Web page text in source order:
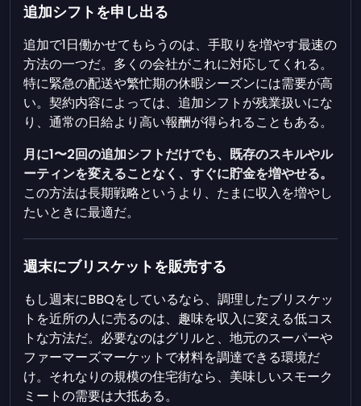
追加シフトを申し出る
追加で1日働かせてもらうのは、手取りを増やす最速の
方法の一つだ。多くの会社がこれに対応してくれる。
特に緊急の配送や繁忙期の休暇シーズンには需要が高
い。契約内容によっては、追加シフトが残業扱いにな
り、通常の日給より高い報酬が得られることもある。
月に1〜2回の追加シフトだけでも、既存のスキルやル
ーティンを変えることなく、すぐに貯金を増やせる。
この方法は長期戦略というより、たまに収入を増やし
たいときに最適だ。
週末にブリスケットを販売する
もし週末にBBQをしているなら、調理したブリスケッ
トを近所の人に売るのは、趣味を収入に変える低コス
トな方法だ。必要なのはグリルと、地元のスーパーや
ファーマーズマーケットで材料を調達できる環境だ
け。それなりの規模の住宅街なら、美味しいスモーク
ミートの需要は大抵ある。